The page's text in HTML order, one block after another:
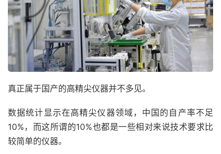
真正属于国产的高精尖仪器并不多见。
数据统计显示在高精尖仪器领域，中国的自产率不足
10%，而这所谓的10%也都是一些相对来说技术要求比
较简单的仪器。